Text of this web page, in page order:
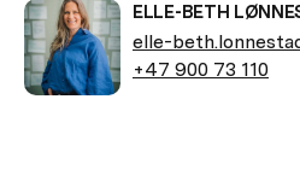
ELLE-BETH
elle-
+47 900 73 110